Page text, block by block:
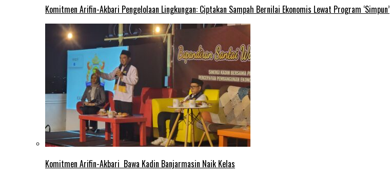
Komitmen Arifin-Akbari Pengelolaan Lingkungan: Ciptakan Sampah Bernilai Ekonomis Lewat Program ‘Simpun’
Komitmen Arifin-Akbari Bawa Kadin Banjarmasin Naik Kelas